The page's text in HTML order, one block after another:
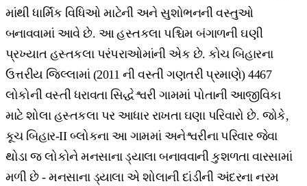
માંથી ધાર્મિક વિધિઓ માટેની અને સુશોભનની વસ્તુઓ
બનાવવામાં આવે છે. આ હસ્તકલા પશ્ચિમ બંગાળની ઘણી
પ્રખ્યાત હસ્તકલા પરંપરાઓમાંની એક છે. કોચ બિહારના
ઉત્તરીય જિલ્લામાં (2011 ની વસ્તી ગણતરી પ્રમાણે) 4467
લોકોની વસ્તી ધરાવતા સિદ્ધેશ્વરી ગામમાં પોતાની આજીવિકા
માટે શોલા હસ્તકલા પર આધાર રાખતા ઘણા પરિવારો છે. જોકે,
કૂચ બિહાર-II બ્લોકના આ ગામમાં અનેશ્વરીના પરિવાર જેવા
થોડા જ લોકોને મનસાના ડ્યાલા બનાવવાની કુશળતા વારસામાં
મળી છે - મનસાના ડ્યાલા એ શોલાની દાંડીની અંદરના નરમ